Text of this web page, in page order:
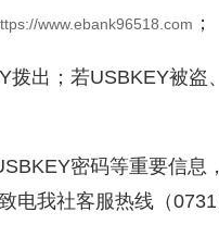
www.ebank96518.com ；
出；若USBKEY被盗
密码等重要信息
电我社客服热线（